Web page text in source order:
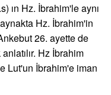
ın Hz. İbrahim'le aynı
Hz. İbrahim'in
26. ayette de
Hz İbrahim
Lut'un İbrahim'e iman